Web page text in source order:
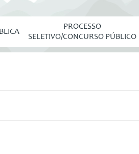
PROCESSO
SELETIVO/CONCURSO PÚBLICO